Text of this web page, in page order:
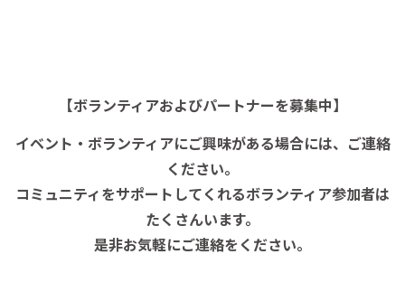
【ボランティアおよびパートナーを募集中】
イベント・ボランティアにご興味がある場合には、ご連絡
ください。
コミュニティをサポートしてくれるボランティア参加者は
たくさんいます。
是非お気軽にご連絡をください。